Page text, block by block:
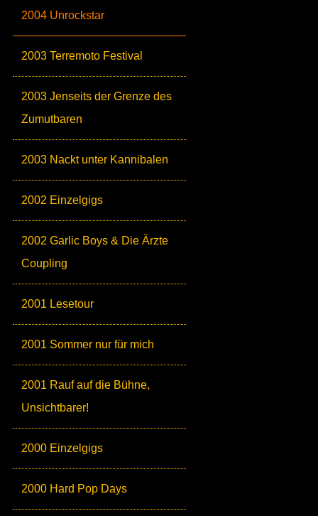
2004 Unrockstar
2003 Terremoto Festival
2003 Jenseits der Grenze des
Zumutbaren
2003 Nackt unter Kannibalen
2002 Einzelgigs
2002 Garlic Boys & Die Ärzte
Coupling
2001 Lesetour
2001 Sommer nur für mich
2001 Rauf auf die Bühne,
Unsichtbarer!
2000 Einzelgigs
2000 Hard Pop Days